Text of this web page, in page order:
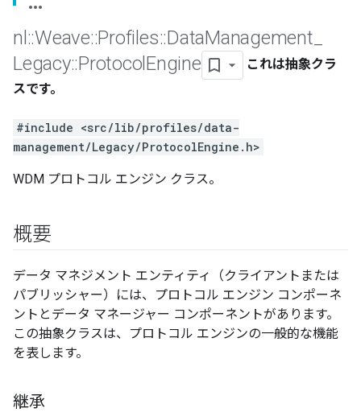
nl ::Weave::Profiles::DataManagement
Legacy::Protocol Engine
これは抽象クラ
スです。
#include <src/lib/profiles/data-
management/Legacy/ProtocolEngine.h>
WDM プロトコル エンジン クラス。
概要
データ マネジメント エンティティ（クライアントまたは
パブリッシャー）には、プロトコル エンジン コンポーネ
ントとデータ マネージャー コンポーネントがあります。
この抽象クラスは、プロトコル エンジンの一般的な機能
を表します。
継承